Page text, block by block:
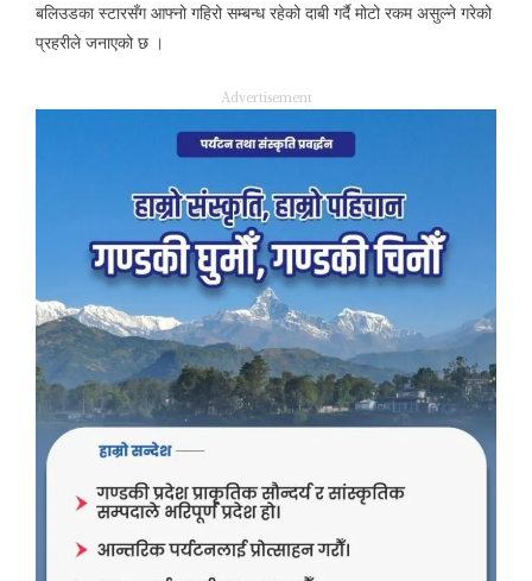
बलिउडका स्टारसँग आफ्नो गहिरो सम्बन्ध रहेको दाबी गर्दै मोटो रकम असुल्ने गरेको
प्रहरीले जनाएको छ ।
Advertisement